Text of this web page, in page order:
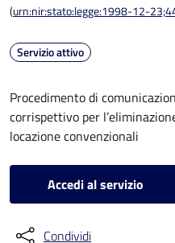
(urn:nir:stato:legge:1998-12-
Servizio attivo
Procedimento di
corrispettivo per
locazione convenzionali
Accedi al servizio
Condividi